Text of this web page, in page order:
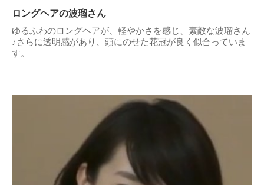
ロングヘアの波瑠さん
ゆるふわのロングヘアが、軽やかさを感じ、素敵な波瑠さん
♪さらに透明感があり、頭にのせた花冠が良く似合っていま
す。